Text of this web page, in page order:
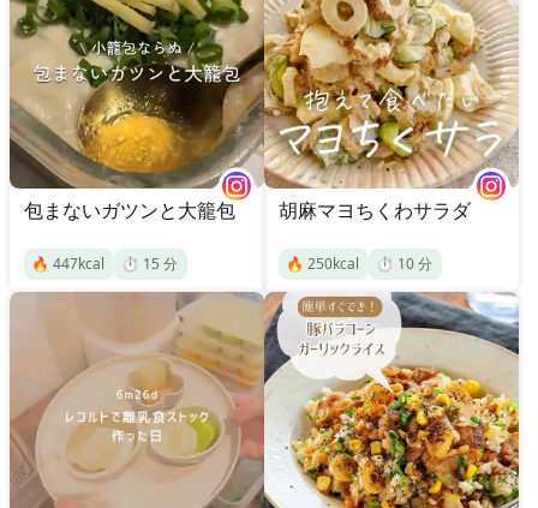
包まないガツンと大籠包
🔥 447kcal ⏱️ 15 分
胡麻マヨちくわサラダ
🔥 250kcal ⏱️ 10分